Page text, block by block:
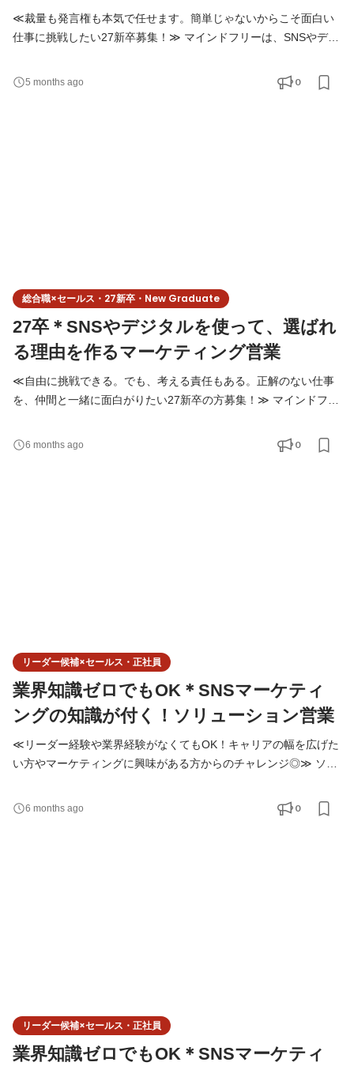
≪裁量も発言権も本気で任せます。簡単じゃないからこそ面白い
仕事に挑戦したい27新卒募集！≫ マインドフリーは、SNSやデジ
た課題を解決する会社です。 決まった正解をなぞる仕事ではな
く、 毎回、課題に合わせて最適なやり方を考えることを大切にし
5 months ago 0
総合職×セールス・27新卒・New Graduate
27卒＊SNSやデジタルを使って、選ばれ
る理由を作るマーケティング営業
≪自由に挑戦できる。でも、考える責任もある。正解のない仕事
を、仲間と一緒に面白がりたい27新卒の方募集！≫ マインドフリ
知」「売上」といった課題を解決する会社です。 決まった正解を
なぞる仕事ではなく、 毎回、課題に合わせて最適なやり方を考え
6 months ago 0
リーダー候補×セールス・正社員
業界知識ゼロでもOK＊SNSマーケティ
ングの知識が付く！ソリューション営業
≪リーダー経験や業界経験がなくてもOK！キャリアの幅を広げた
い方やマーケティングに興味がある方からのチャレンジ◎≫ ソリ
ース営業として活躍しながら、クライアントの課題解決に挑戦し
6 months ago 0
リーダー候補×セールス・正社員
業界知識ゼロでもOK＊SNSマーケティ